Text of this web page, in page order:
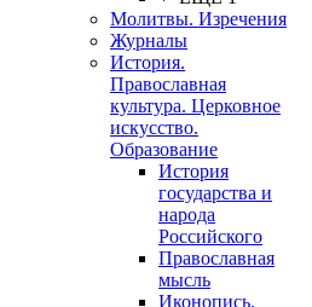
Молитвы. Изречения
Журналы
История.
Православная
культура. Церковное
искусство.
Образование
История
государства и
народа
Российского
Православная
мысль
Иконопись.